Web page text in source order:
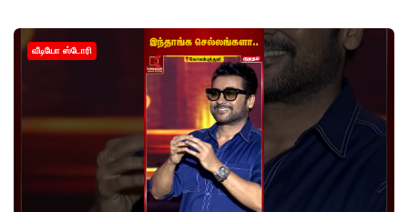
வீடியோ ஸ்டோரி